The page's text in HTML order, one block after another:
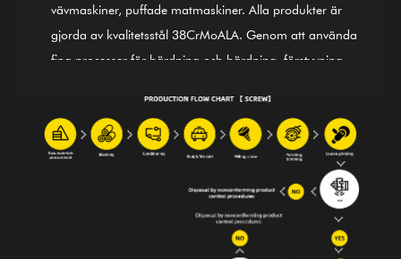
vävmaskiner, puffade matmaskiner. Alla produkter är
gjorda av kvalitetsstål 38CrMoALA. Genom att använda
fina processer för härdning och härdning, förstyvning,
produkterna i linje med internationella standarder. GⅡ
113 nickelbaserad legering (senaste 3# stål)
skruvcylinder är också en av våra första produkter; den
är användbar för legeringsbimetallsvetsning (PTA).
Förutom att tillhandahålla balansutrustning för kompletta